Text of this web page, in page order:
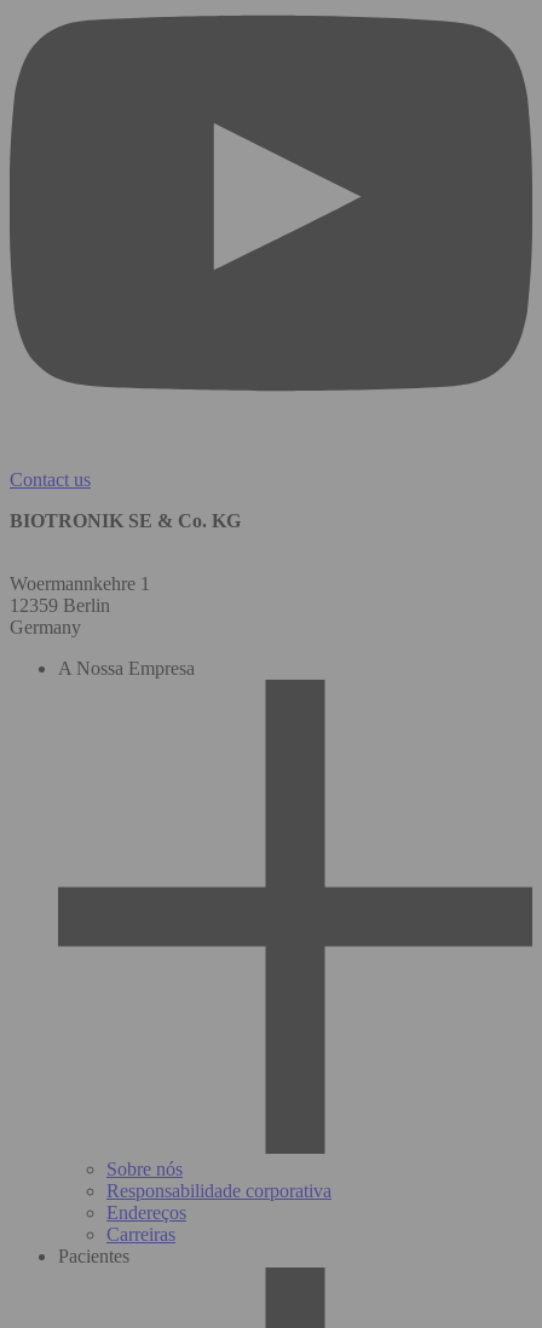
Contact us
BIOTRONIK SE & Co. KG
Woermannkehre 1
12359 Berlin
Germany
A Nossa Empresa
Sobre nós
Responsabilidade corporativa
Endereços
Carreiras
Pacientes